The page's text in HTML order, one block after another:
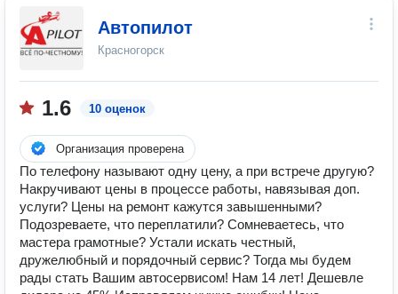
Автопилот
Красногорск
1.6 10 оценок
Организация проверена
По телефону называют одну цену, а при встрече другую?
Накручивают цены в процессе работы, навязывая доп.
услуги? Цены на ремонт кажутся завышенными?
Подозреваете, что переплатили? Сомневаетесь, что
мастера грамотные? Устали искать честный,
дружелюбный и порядочный сервис? Тогда мы будем
рады стать Вашим автосервисом! Нам 14 лет! Дешевле